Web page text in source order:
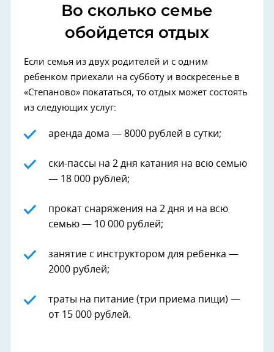
Во сколько семье
обойдется отдых
Если семья из двух родителей и с одним
ребенком приехали на субботу и воскресенье в
«Степаново» покататься, то отдых может состоять
из следующих услуг:
аренда дома — 8000 рублей в сутки;
ски-пассы на 2 дня катания на всю семью
— 18 000 рублей;
прокат снаряжения на 2 дня и на всю
семью — 10 000 рублей;
занятие с инструктором для ребенка —
2000 рублей;
траты на питание (три приема пищи) —
от 15 000 рублей.